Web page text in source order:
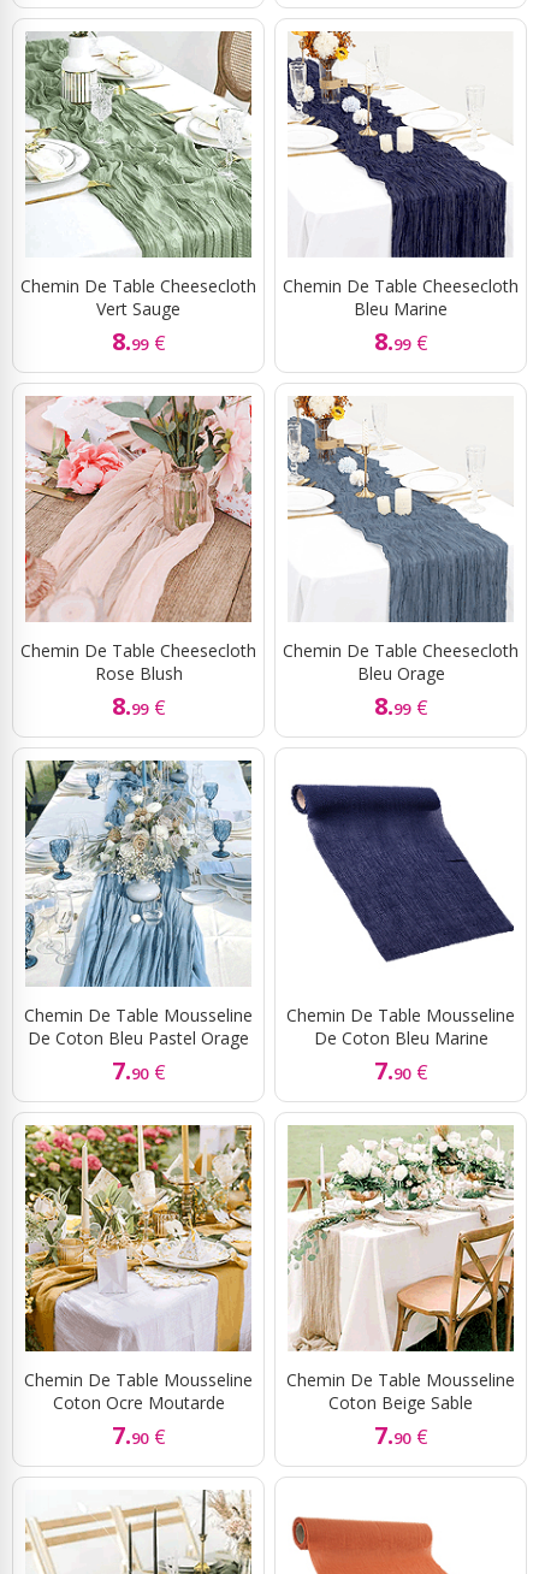
Chemin De Table Cheesecloth
Vert Sauge
8.99 €
Chemin De Table Cheesecloth
Bleu Marine
8.99 €
Chemin De Table Cheesecloth
Rose Blush
8.99 €
Chemin De Table Cheesecloth
Bleu Orage
8.99 €
Chemin De Table Mousseline
De Coton Bleu Pastel Orage
7.90 €
Chemin De Table Mousseline
De Coton Bleu Marine
7.90 €
Chemin De Table Mousseline
Coton Ocre Moutarde
7.90 €
Chemin De Table Mousseline
Coton Beige Sable
7.90 €